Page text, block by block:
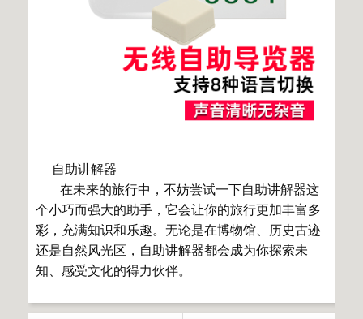
自助讲解器
在未来的旅行中，不妨尝试一下自助讲解器这
个小巧而强大的助手，它会让你的旅行更加丰富多
彩，充满知识和乐趣。无论是在博物馆、历史古迹
还是自然风光区，自助讲解器都会成为你探索未
知、感受文化的得力伙伴。